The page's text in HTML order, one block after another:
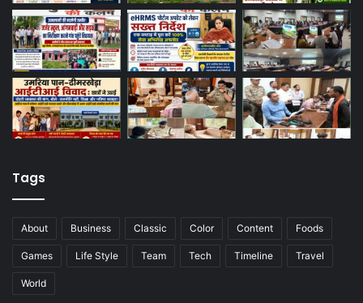
Tags
About Business Classic Color Content Foods
Games Life Style Team Tech Timeline Travel
World